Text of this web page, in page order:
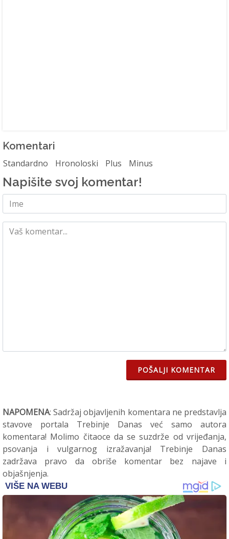
Komentari
Standardno Hronoloski Plus Minus
Napišite svoj komentar!
POŠALJI KOMENTAR
NAPOMENA: Sadržaj objavljenih komentara ne predstavlja
stavove portala Trebinje Danas već samo autora
komentara! Molimo čitaoce da se suzdrže od vrijeđanja,
psovanja i vulgarnog izražavanja! Trebinje Danas
zadržava pravo da obriše komentar bez najave i
objašnjenja.